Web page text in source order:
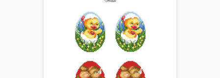
Комплектуючі